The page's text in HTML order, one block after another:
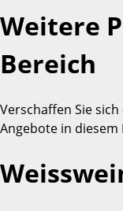
Weitere
Bereich
Verschaffen Sie
Angebote in diesem